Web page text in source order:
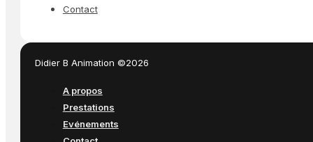
Contact
Didier B Animation ©2026
A propos
Prestations
Evénements